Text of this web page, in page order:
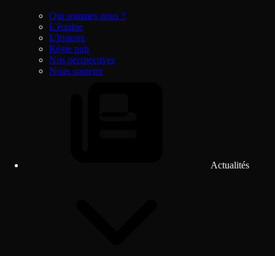
Qui sommes nous ?
L'équipe
L'histoire
Régie pub
Nos perspectives
Nous soutenir
Actualités